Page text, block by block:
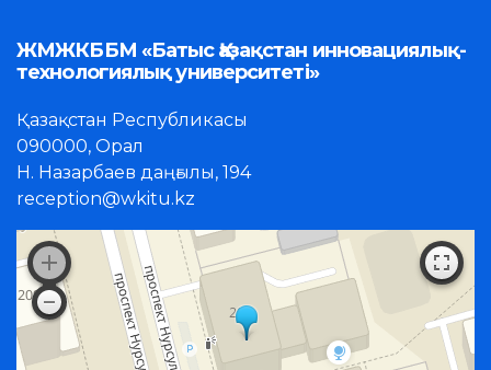
ЖМЖКББМ «Батыс Қазақстан инновациялық-
технологиялық университеті»
Қазақстан Республикасы
090000, Орал
Н. Назарбаев даңғылы, 194
reception@wkitu.kz